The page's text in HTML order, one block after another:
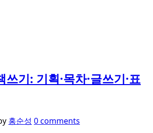
기: 기획·목차·글쓰기·표
홍순성 0 comments